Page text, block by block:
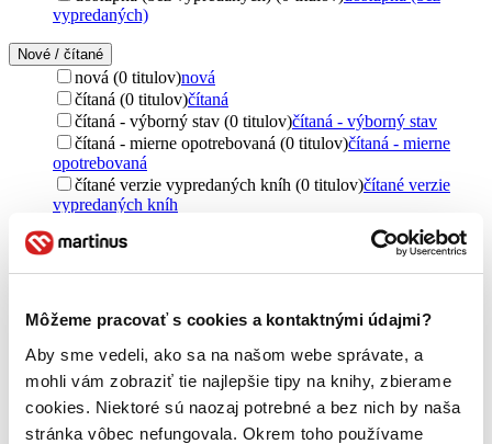
Môžeme pracovať s cookies a kontaktnými údajmi?
Aby sme vedeli, ako sa na našom webe správate, a
mohli vám zobraziť tie najlepšie tipy na knihy, zbierame
cookies. Niektoré sú naozaj potrebné a bez nich by naša
stránka vôbec nefungovala. Okrem toho používame
vypredaných)
Nové / čítané
nová (0 titulov)nová
čítaná (0 titulov)čítaná
čítaná - výborný stav (0 titulov)čítaná - výborný stav
čítaná - mierne opotrebovaná (0 titulov)čítaná - mierne
opotrebovaná
čítané verzie vypredaných kníh (0 titulov)čítané verzie
vypredaných kníh
Jazyk
cudzí jazyk (1 titul)
cudzí jazyk
Vydavateľstvo
Teach Yourself (1 titul) Teach Yourself
Formát
Audiokniha: CD (1 titul)Audiokniha: CD1